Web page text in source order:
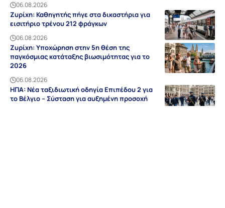
06.08.2026
Ζυρίχη: Καθηγητής πήγε στα δικαστήρια για
εισιτήριο τρένου 212 φράγκων
06.08.2026
Ζυρίχη: Υποχώρηση στην 5η θέση της
παγκόσμιας κατάταξης βιωσιμότητας για το
2026
06.08.2026
ΗΠΑ: Νέα ταξιδιωτική οδηγία Επιπέδου 2 για
το Βέλγιο – Σύσταση για αυξημένη προσοχή